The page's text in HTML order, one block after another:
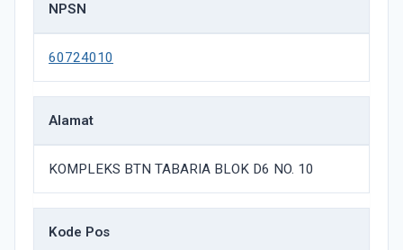
NPSN
60724010
Alamat
KOMPLEKS BTN TABARIA BLOK D6 NO. 10
Kode Pos